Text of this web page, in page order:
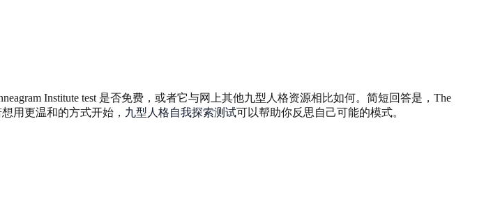
Institute test 是否免费，或者它与网上其他九型人格资源相比如何。简短回答是，The
用更温和的方式开始， 九型人格自我探索测试可以帮助你反思自己可能的模式。